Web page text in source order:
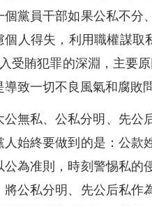
個黨員干部如果公私不分
個人得失，利用職權謀
入受賄犯罪的深淵，主
致一切不良風氣和腐敗
公無私、公私分明、先公
人始終要做到的是：公
公為准則，時刻警惕私的
將公私分明、先公后私作